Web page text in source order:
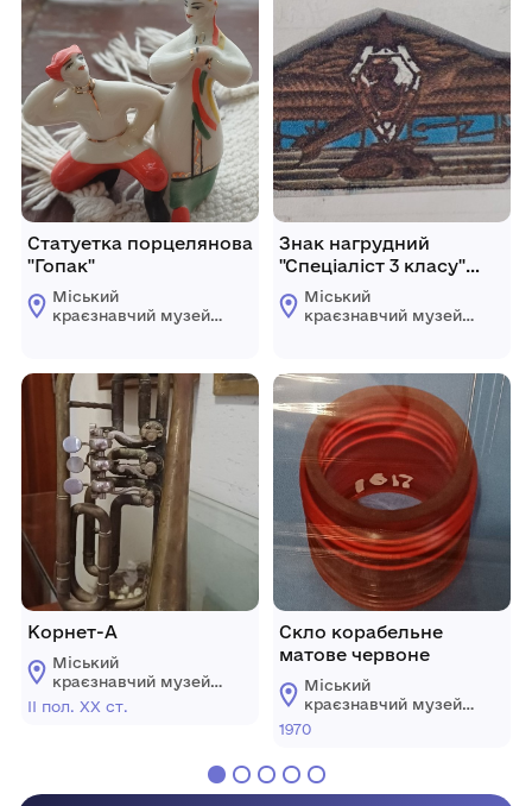
Статуетка порцелянова
"Гопак"
Міський
краєзнавчий музей
Корнет-А
Міський
краєзнавчий музей
Гайсинщини
ІІ пол. ХХ ст.
Знак нагрудний
"Спеціаліст 3 класу"
офіцерського складу
ЗС СРСР
Міський
краєзнавчий музей
Скло корабельне
матове червоне
Міський
краєзнавчий музей
Гайсинщини
1970